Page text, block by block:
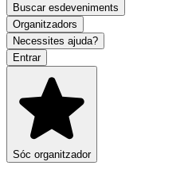
Buscar esdeveniments
Organitzadors
Necessites ajuda?
Entrar
Sóc organitzador